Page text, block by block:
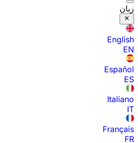
زبان
English
EN
Español
ES
Italiano
IT
Français
FR